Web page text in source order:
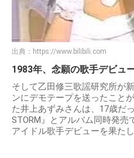
出典： https://www.bilibili.com
1983年、念願の歌手デビュ
そして乙田修三歌謡研究所が
ンにデモテープを送ったこと
た井上あずみさんは、17歳だ
STORM』とアルバム同時発売
アイドル歌手デビューを果たし